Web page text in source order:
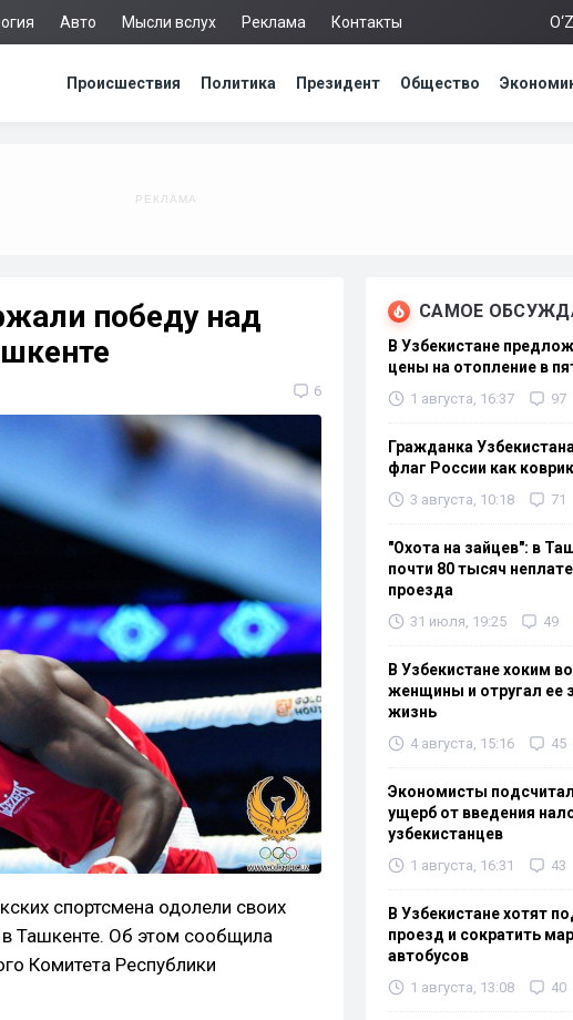
Авто Мысли вслух Реклама Контакты O‘Z
Происшествия Политика Президент Общество
победу над
6
спортсмена одолели своих
Ташкенте. Об этом сообщила
Комитета Республики
САМОЕ
В Узбекистане
цены на отопление в
1 августа, 16:37 97
Гражданка
флаг России как коврик
3 августа, 10:18 71
"Охота на зайцев": в
почти 80 тысяч
проезда
31 июля, 19:25 49
В Узбекистане хоким
женщины и отругал ее
жизнь
4 августа, 15:16 45
Экономисты
ущерб от введения
узбекистанцев
1 августа, 16:31 43
В Узбекистане хотят
проезд и сократить
автобусов
1 августа, 13:08 40